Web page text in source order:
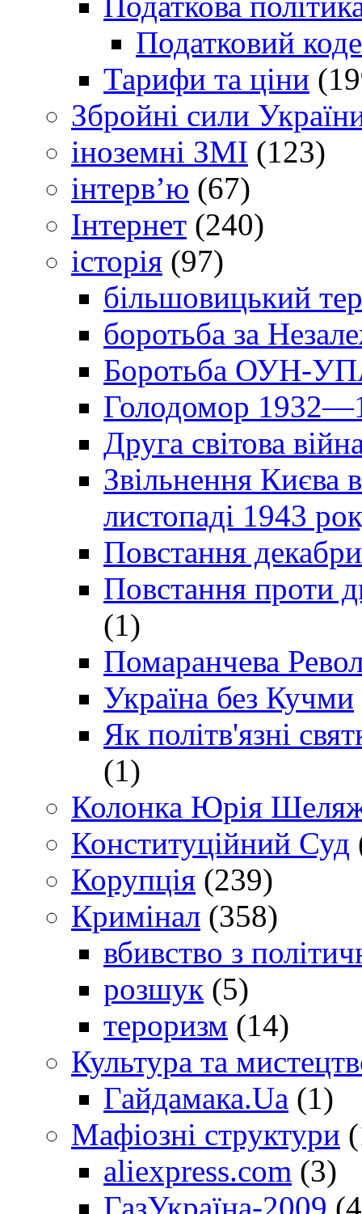
Податковий
Тарифи та ціни
Збройні сили
іноземні ЗМІ (123)
інтерв’ю (67)
Інтернет (240)
історія (97)
більшовицький
боротьба за
Боротьба ОУН-УПА
Голодомор
Друга світова
Звільнення Києва
листопаді 1943
Повстання
Повстання проти
(1)
Помаранчева
Україна без Кучми
Як політв'язні
(1)
Колонка Юрія
Конституційний Суд
Корупція (239)
Кримінал (358)
вбивство з
розшук (5)
тероризм (14)
Культура та
Гайдамака.Ua (1)
Мафіозні структури
aliexpress.com (3)
ГазУкраїна-2009